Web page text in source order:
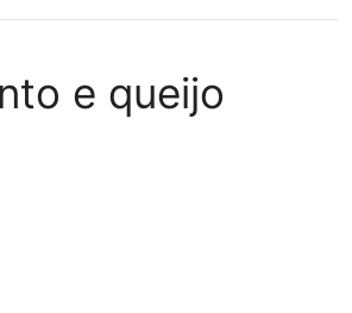
e queijo